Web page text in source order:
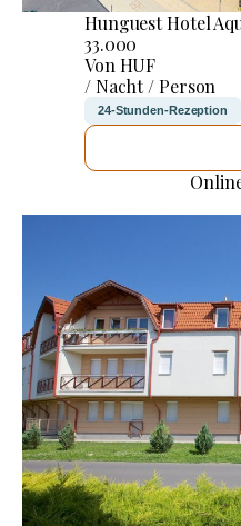
Hunguest Hotel
33.000
Von HUF
/ Nacht / Person
24-Stunden-Rezeption